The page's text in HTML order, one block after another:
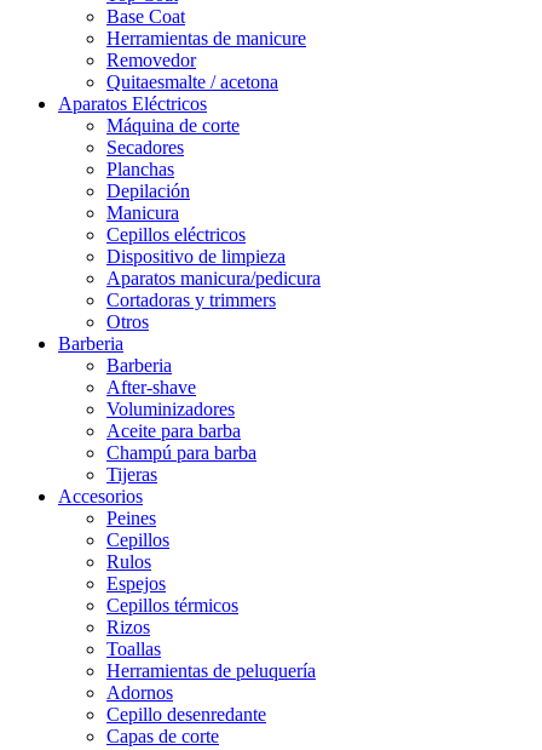
Base Coat
Herramientas de manicure
Removedor
Quitaesmalte / acetona
Aparatos Eléctricos
Máquina de corte
Secadores
Planchas
Depilación
Manicura
Cepillos eléctricos
Dispositivo de limpieza
Aparatos manicura/pedicura
Cortadoras y trimmers
Otros
Barberia
Barberia
After-shave
Voluminizadores
Aceite para barba
Champú para barba
Tijeras
Accesorios
Peines
Cepillos
Rulos
Espejos
Cepillos térmicos
Rizos
Toallas
Herramientas de peluquería
Adornos
Cepillo desenredante
Capas de corte